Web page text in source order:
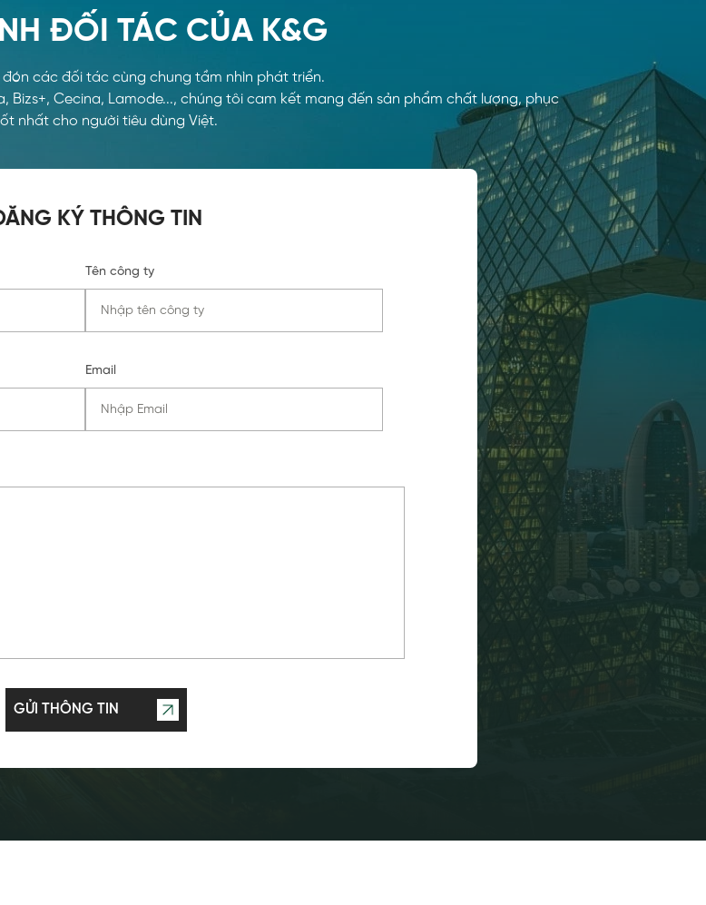
ĐỐI TÁC CỦA K&G
đón các đối tác cùng chung tầm nhìn phát triển.
Bizs+, Cecina, Lamode..., chúng tôi cam kết mang đến sản phẩm chất lượng, phục
nhất cho người tiêu dùng Việt.
KÝ THÔNG TIN
Tên công ty
Email
GỬI THÔNG TIN